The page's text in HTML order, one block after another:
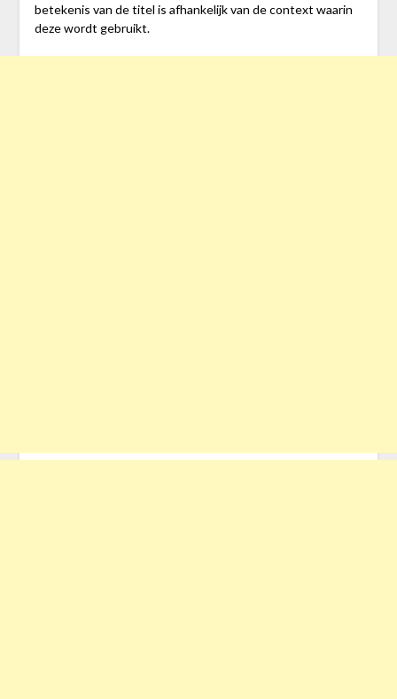
betekenis van de titel is afhankelijk van de context waarin
deze wordt gebruikt.